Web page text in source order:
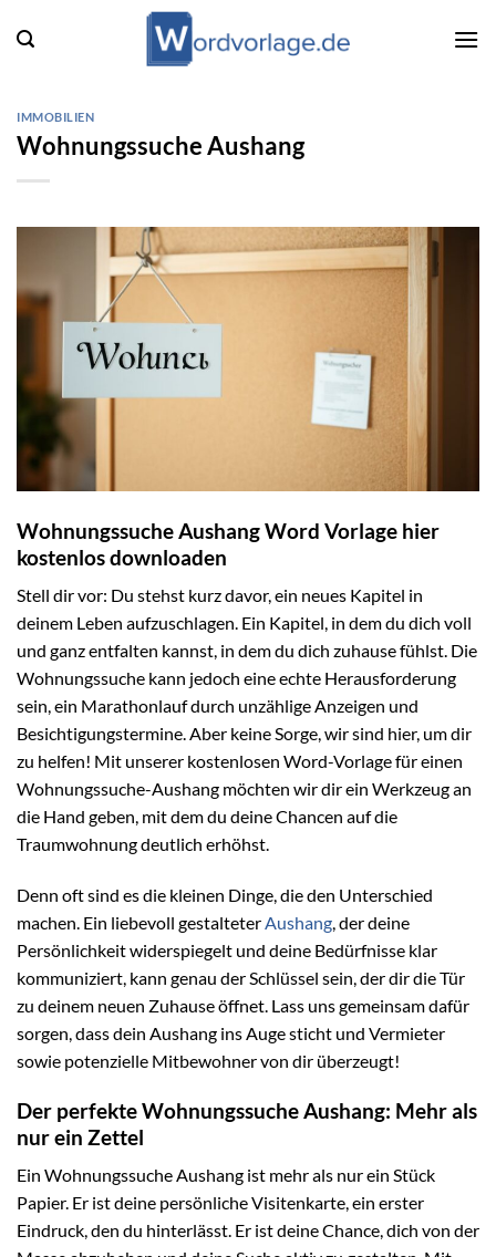
Inhalt
IMMOBILIEN
Wohnungssuche Aushang
Wohnungssuche Aushang Word Vorlage hier
kostenlos downloaden
Stell dir vor: Du stehst kurz davor, ein neues Kapitel in
deinem Leben aufzuschlagen. Ein Kapitel, in dem du dich voll
und ganz entfalten kannst, in dem du dich zuhause fühlst. Die
Wohnungssuche kann jedoch eine echte Herausforderung
sein, ein Marathonlauf durch unzählige Anzeigen und
Besichtigungstermine. Aber keine Sorge, wir sind hier, um dir
zu helfen! Mit unserer kostenlosen Word-Vorlage für einen
Wohnungssuche-Aushang möchten wir dir ein Werkzeug an
die Hand geben, mit dem du deine Chancen auf die
Traumwohnung deutlich erhöhst.
Denn oft sind es die kleinen Dinge, die den Unterschied
machen. Ein liebevoll gestalteterAushang, der deine
Persönlichkeit widerspiegelt und deine Bedürfnisse klar
kommuniziert, kann genau der Schlüssel sein, der dir die Tür
zu deinem neuen Zuhause öffnet. Lass uns gemeinsam dafür
sorgen, dass dein Aushang ins Auge sticht und Vermieter
sowie potenzielle Mitbewohner von dir überzeugt!
Der perfekte Wohnungssuche Aushang: Mehr als
nur ein Zettel
Ein Wohnungssuche Aushang ist mehr als nur ein Stück
Papier. Er ist deine persönliche Visitenkarte, ein erster
Eindruck, den du hinterlässt. Er ist deine Chance, dich von der